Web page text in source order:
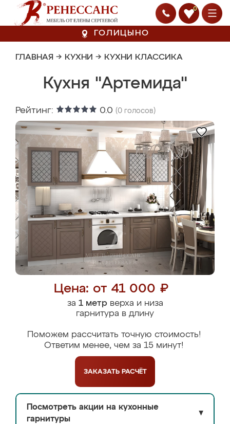
0
ГОЛИЦЫНО
ГЛАВНАЯ → КУХНИ → КУХНИ КЛАССИКА
Кухня "Артемида"
Рейтинг: 0.0 (0 голосов)
Цена: от 41 000 ₽
за 1 метрверха и низа
гарнитура в длину
Поможем рассчитать точную стоимость!
Ответим менее, чем за 15 минут!
ЗАКАЗАТЬ РАСЧЁТ
Посмотреть акции на кухонные
гарнитуры
▼